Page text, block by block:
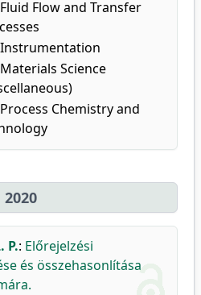
Flow and Transfer
Science
Chemistry and
2020
P.: Előrejelzési
és összehasonlítása